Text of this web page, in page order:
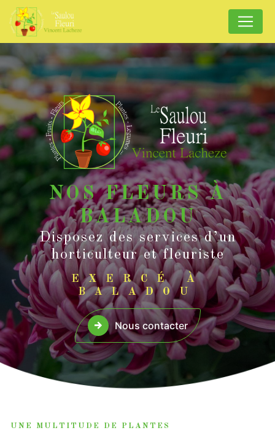
NOS FLEURS À
BALADOU
Disposez des services d’un
horticulteur et fleuriste
EXERCÉ À
BALADOU
Nous contacter
UNE MULTITUDE DE PLANTES
Panneau de gestion des cookies